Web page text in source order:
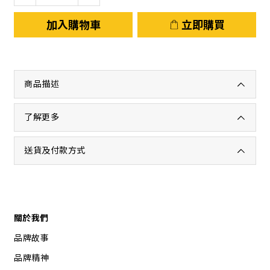
加入購物車 立即購買
商品描述
了解更多
送貨及付款方式
關於我們
品牌故事
品牌精神